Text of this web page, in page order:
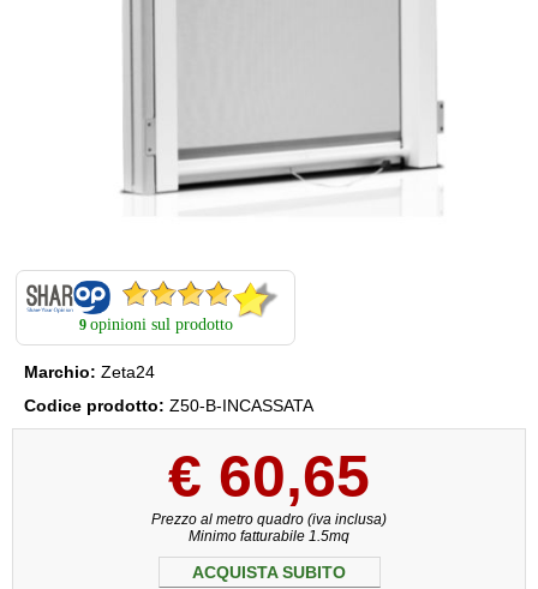
9 opinioni sul prodotto
Marchio: Zeta24
Codice prodotto: Z50-B-INCASSATA
€ 60,65
Prezzo al metro quadro (iva inclusa)
Minimo fatturabile 1.5mq
ACQUISTA SUBITO